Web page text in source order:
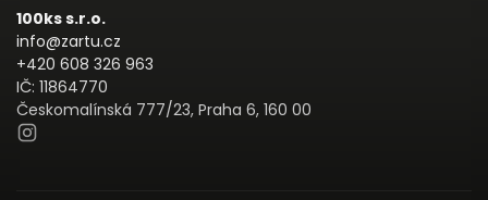
100ks s.r.o.
info@zartu.cz
+420 608 326 963
IČ: 11864770
Českomalínská 777/23, Praha 6, 160 00